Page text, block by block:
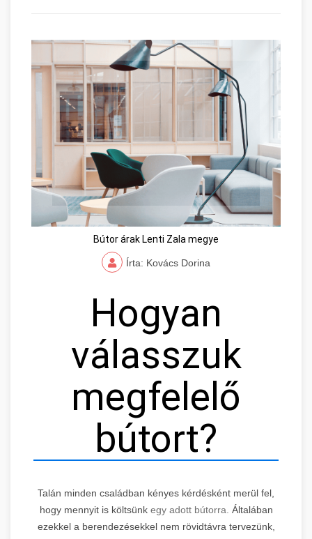
Bútor árak Lenti Zala megye
Írta: Kovács Dorina
Hogyan
válasszuk
megfelelő
bútort?
Talán minden családban kényes kérdésként merül fel,
hogy mennyit is költsünkegy adott bútorra. Általában
ezekkel a berendezésekkel nem rövidtávra tervezünk,